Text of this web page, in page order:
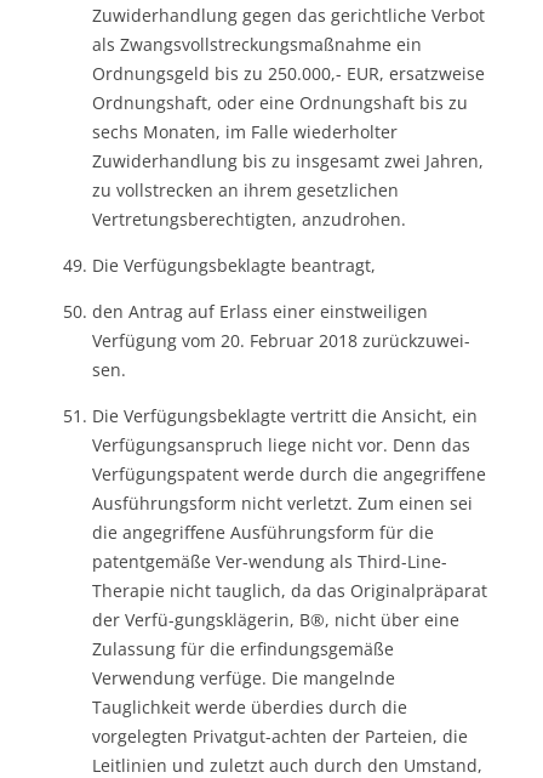
Zuwiderhandlung gegen das gerichtliche Verbot
als Zwangsvollstreckungsmaßnahme ein
Ordnungsgeld bis zu 250.000,- EUR, ersatzweise
Ordnungshaft, oder eine Ordnungshaft bis zu
sechs Monaten, im Falle wiederholter
Zuwiderhandlung bis zu insgesamt zwei Jahren,
zu vollstrecken an ihrem gesetzlichen
Vertretungsberechtigten, anzudrohen.
Die Verfügungsbeklagte beantragt,
den Antrag auf Erlass einer einstweiligen
Verfügung vom 20. Februar 2018 zurückzuwei-
sen.
Die Verfügungsbeklagte vertritt die Ansicht, ein
Verfügungsanspruch liege nicht vor. Denn das
Verfügungspatent werde durch die angegriffene
Ausführungsform nicht verletzt. Zum einen sei
die angegriffene Ausführungsform für die
patentgemäße Ver-wendung als Third-Line-
Therapie nicht tauglich, da das Originalpräparat
der Verfü-gungsklägerin, B®, nicht über eine
Zulassung für die erfindungsgemäße
Verwendung verfüge. Die mangelnde
Tauglichkeit werde überdies durch die
vorgelegten Privatgut-achten der Parteien, die
Leitlinien und zuletzt auch durch den Umstand,